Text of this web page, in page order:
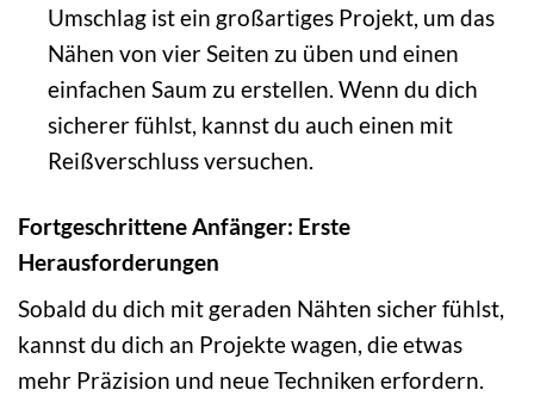
Umschlag ist ein großartiges Projekt, um das
Nähen von vier Seiten zu üben und einen
einfachen Saum zu erstellen. Wenn du dich
sicherer fühlst, kannst du auch einen mit
Reißverschluss versuchen.
Fortgeschrittene Anfänger: Erste
Herausforderungen
Sobald du dich mit geraden Nähten sicher fühlst,
kannst du dich an Projekte wagen, die etwas
mehr Präzision und neue Techniken erfordern.